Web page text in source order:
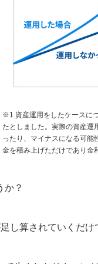
※1 資産運用をしたケースに
たとしました。実際の資産運
ったり、マイナスになる可能
金を積み上げただけであり金
か？
し算されていくだけ